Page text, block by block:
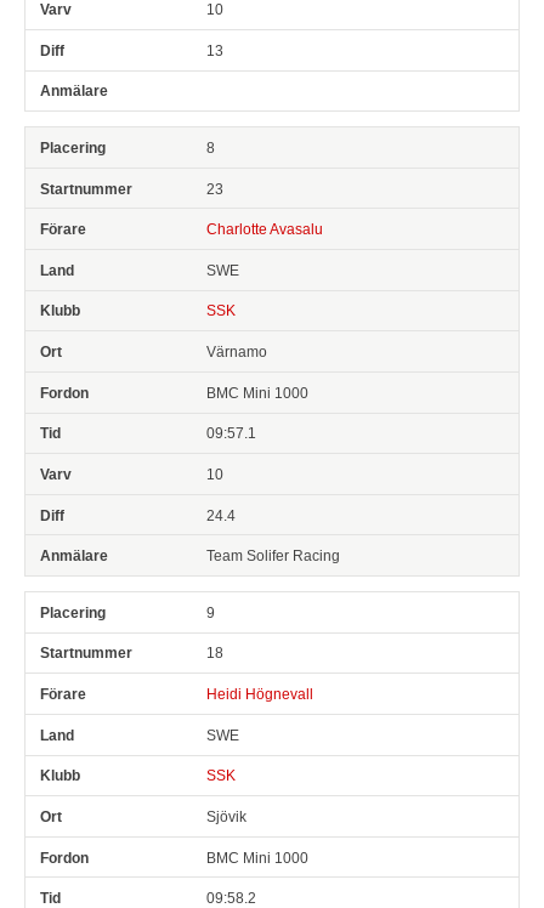
10
13
8
23
Charlotte Avasalu
SWE
SSK
Värnamo
BMC Mini 1000
09:57.1
10
24.4
Team Solifer Racing
9
18
Heidi Högnevall
SWE
SSK
Sjövik
BMC Mini 1000
09:58.2